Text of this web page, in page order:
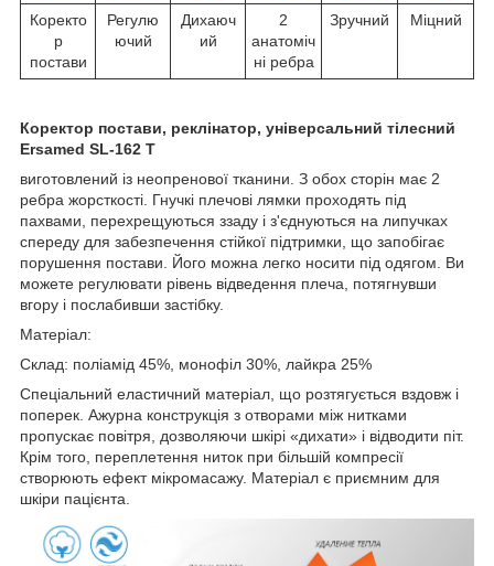
Коректо
р
постави
Регулю
ючий
Дихаюч
ий
2
анатоміч
ні ребра
Зручний Міцний
Коректор постави, реклінатор, універсальний тілесний
Ersamed SL-162 Т
виготовлений із неопренової тканини. З обох сторін має 2
ребра жорсткості. Гнучкі плечові лямки проходять під
пахвами, перехрещуються ззаду і з'єднуються на липучках
спереду для забезпечення стійкої підтримки, що запобігає
порушення постави. Його можна легко носити під одягом. Ви
можете регулювати рівень відведення плеча, потягнувши
вгору і послабивши застібку.
Матеріал:
Склад: поліамід 45%, монофіл 30%, лайкра 25%
Спеціальний еластичний матеріал, що розтягується вздовж і
поперек. Ажурна конструкція з отворами між нитками
пропускає повітря, дозволяючи шкірі «дихати» і відводити піт.
Крім того, переплетення ниток при більшій компресії
створюють ефект мікромасажу. Матеріал є приємним для
шкіри пацієнта.